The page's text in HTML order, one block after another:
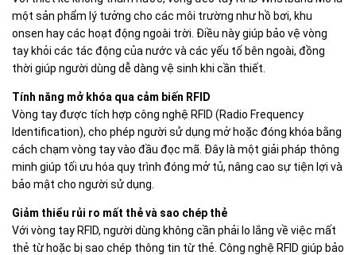
một sản phẩm lý tưởng cho các môi trường như hồ bơi, khu
onsen hay các hoạt động ngoài trời. Điều này giúp bảo vệ vòng
tay khỏi các tác động của nước và các yếu tố bên ngoài, đồng
thời giúp người dùng dễ dàng vệ sinh khi cần thiết.
Tính năng mở khóa qua cảm biến RFID
Vòng tay được tích hợp công nghệ RFID (Radio Frequency
Identification), cho phép người sử dụng mở hoặc đóng khóa bằng
cách chạm vòng tay vào đầu đọc mã. Đây là một giải pháp thông
minh giúp tối ưu hóa quy trình đóng mở tủ, nâng cao sự tiện lợi và
bảo mật cho người sử dụng.
Giảm thiểu rủi ro mất thẻ và sao chép thẻ
Với vòng tay RFID, người dùng không cần phải lo lắng về việc mất
thẻ từ hoặc bị sao chép thông tin từ thẻ. Công nghệ RFID giúp bảo